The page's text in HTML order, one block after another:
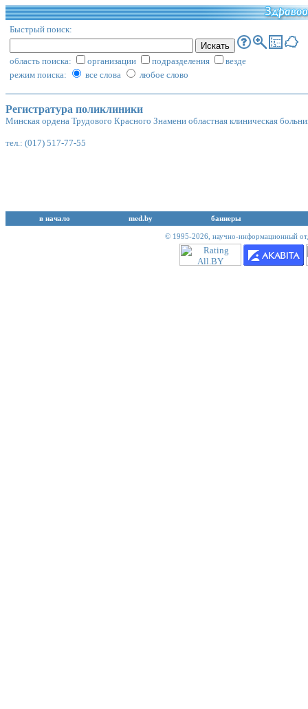
Быстрый поиск:
область поиска: организации подразделения
везде
режим поиска:
все слова любое слово
Регистратура поликлиники
Минская ордена Трудового Красного Знамени областная клиническая
тел.: (017) 517-77-55
в начало med.by баннеры
© 1995-2026, научно-информационный